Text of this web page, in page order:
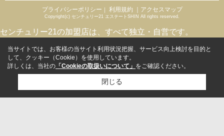
プライバシーポリシー ｜ 利用規約 ｜アクセスマップ
Copyright(c) センチュリー21 エステートSHIN All rights reserved.
センチュリー21の加盟店は、すべて独立・自営です。
当サイトでは、お客様の当サイト利用状況把握、サービス向上検討を目的と
して、クッキー（Cookie）を使用しています。
詳しくは、当社の 「Cookieの取扱いについて」 をご確認ください。
閉じる